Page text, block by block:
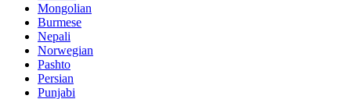
Mongolian
Burmese
Nepali
Norwegian
Pashto
Persian
Punjabi